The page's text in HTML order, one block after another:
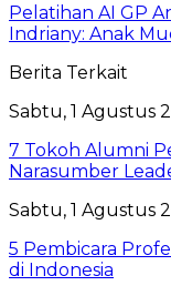
Pelatihan AI GP
Indriany: Anak
Berita Terkait
Sabtu, 1 Agustus
7 Tokoh Alumni
Narasumber
Sabtu, 1 Agustus
5 Pembicara
di Indonesia